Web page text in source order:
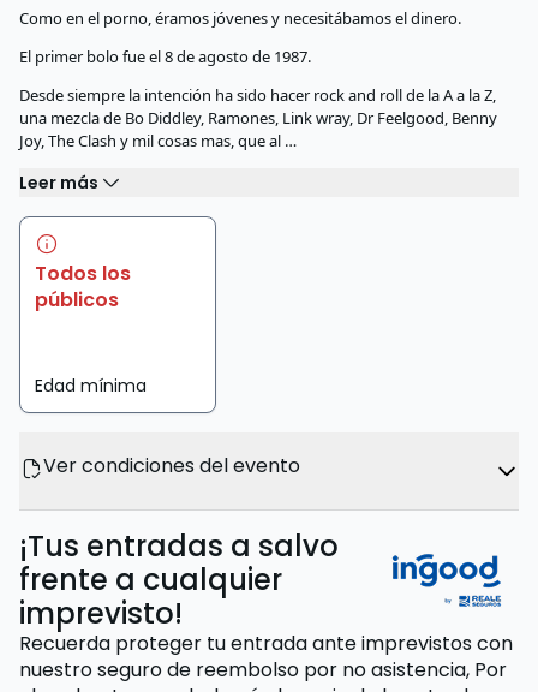
Como en el porno, éramos jóvenes y necesitábamos el dinero.
El primer bolo fue el 8 de agosto de 1987.
Desde siempre la intención ha sido hacer rock and roll de la A a la Z,
una mezcla de Bo Diddley, Ramones, Link wray, Dr Feelgood, Benny
Joy, The Clash y mil cosas mas, que al …
Leer más
Todos los
públicos
Edad mínima
Ver condiciones del evento
¡Tus entradas a salvo
frente a cualquier
imprevisto!
Recuerda proteger tu entrada ante imprevistos con
nuestro seguro de reembolso por no asistencia, Por